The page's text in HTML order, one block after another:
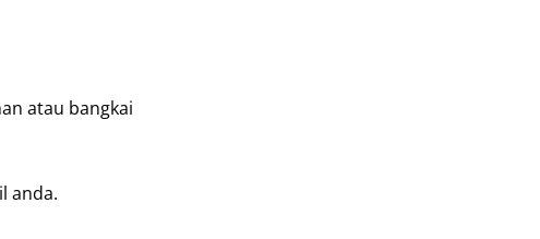
atau bangkai
anda.